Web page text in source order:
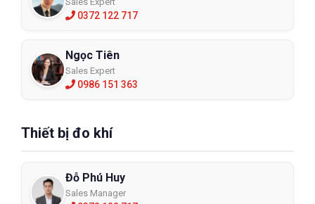
0372 122 717
Ngọc Tiên
Sales Expert
0986 151 363
Thiết bị đo khí
Đỗ Phú Huy
Sales Manager